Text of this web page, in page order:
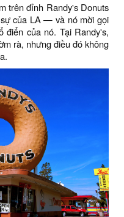
trên đỉnh Randy's Donuts
của LA — và nó mời gọi
điển của nó. Tại Randy's,
rà, nhưng điều đó không